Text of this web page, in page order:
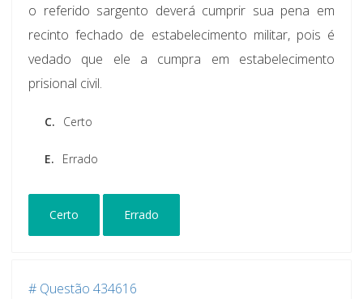
o referido sargento deverá cumprir sua pena em
recinto fechado de estabelecimento militar, pois é
vedado que ele a cumpra em estabelecimento
prisional civil.
C. Certo
E. Errado
Certo Errado
# Questão 434616